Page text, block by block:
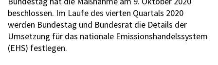
beschlossen. Im Laufe des vierten Quartals 2020
werden Bundestag und Bundesrat die Details der
Umsetzung für das nationale Emissionshandelssystem
(EHS) festlegen.